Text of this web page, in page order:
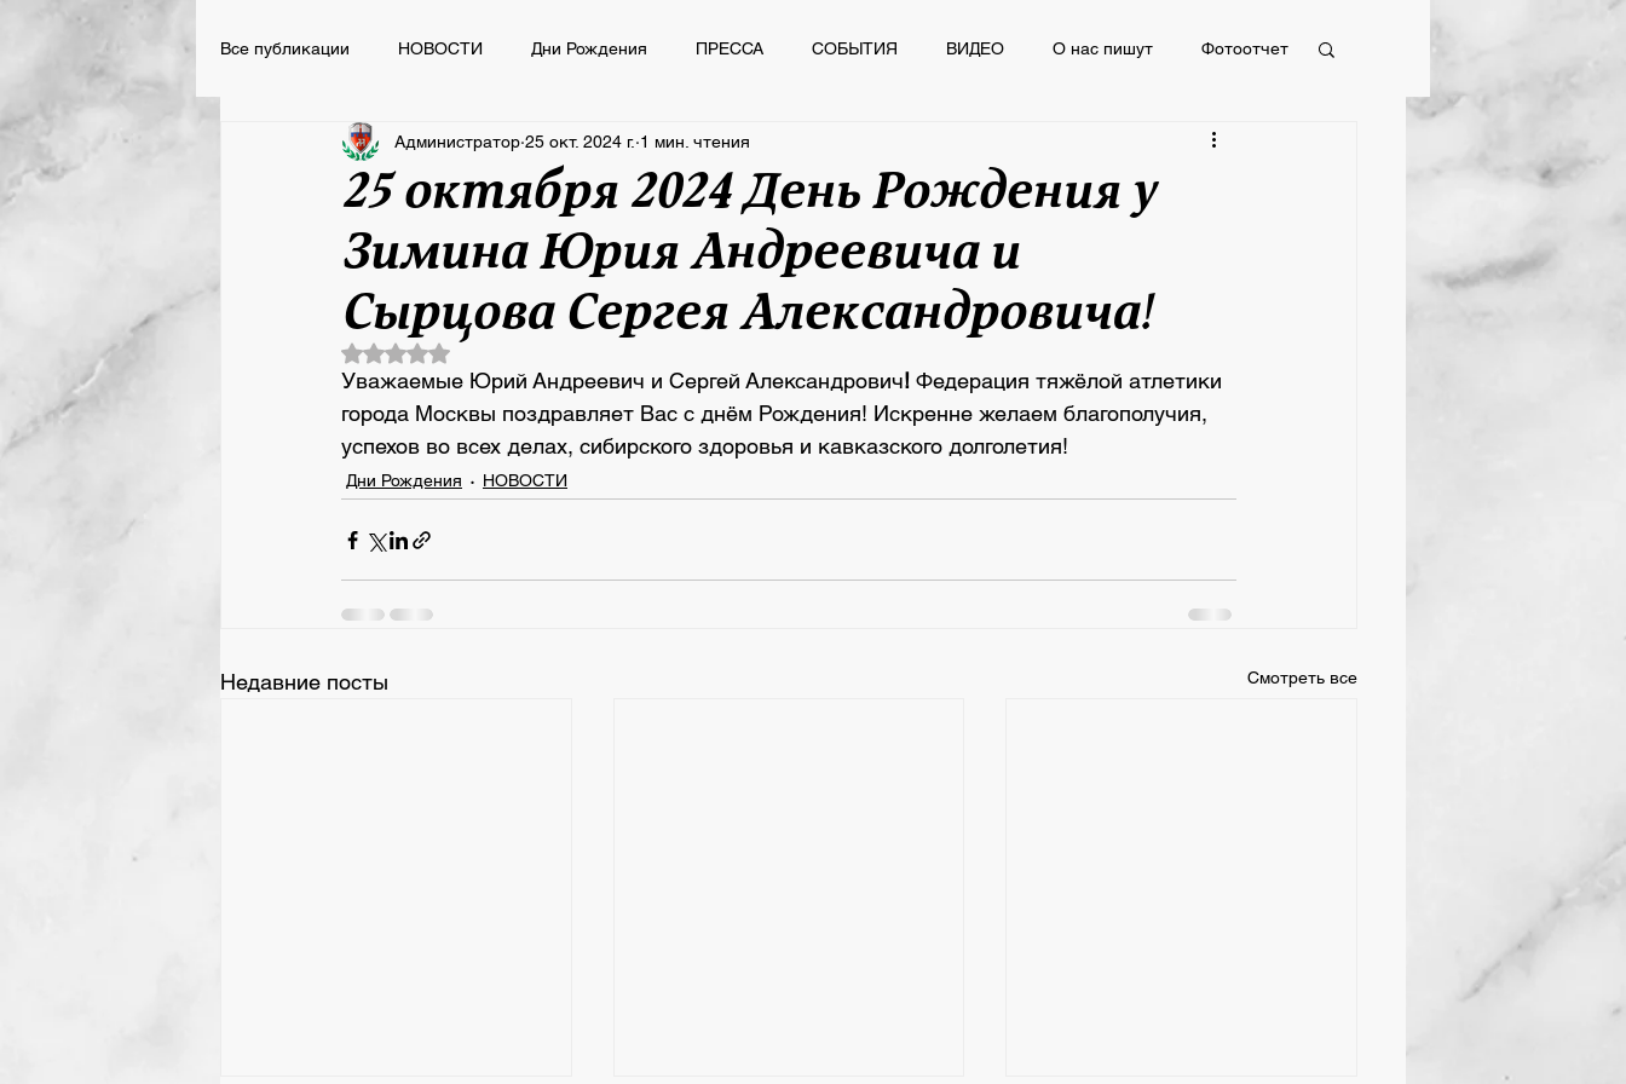
Все публикации НОВОСТИ Дни Рождения ПРЕССА СОБЫТИЯ ВИДЕО О нас пишут Фотоотчет
НОВОСТИ ВСПОМНИТЬ ВСЁ ПРЕССА СОБЫТИЯ
Сегодня День Рождения
25 октября 2024 День Рождения у
Зимина Юрия Андреевича и
Сырцова Сергея Александровича!
Администратор 25 окт. 2024 г. 1 мин. чтения
Оценка: не число из 5 звезд.
Уважаемые Юрий Андреевич и Сергей Александрович! Федерация тяжёлой атлетики
города Москвы поздравляет Вас с днём Рождения! Искренне желаем благополучия,
успехов во всех делах, сибирского здоровья и кавказского долголетия!
Дни Рождения НОВОСТИ
Недавние посты Смотреть все